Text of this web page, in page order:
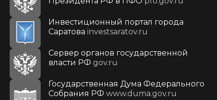
Инвестиционный портал города
Саратова investsaratov.ru
Сервер органов государственной
власти РФ gov.ru
Государственная Дума Федерального
Собрания РФ www.duma.gov.ru